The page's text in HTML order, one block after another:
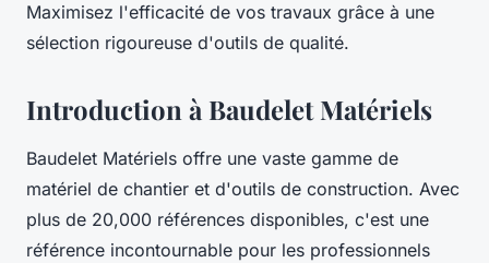
Maximisez l'efficacité de vos travaux grâce à une
sélection rigoureuse d'outils de qualité.
Introduction à Baudelet Matériels
Baudelet Matériels offre une vaste gamme de
matériel de chantier et d'outils de construction. Avec
plus de 20,000 références disponibles, c'est une
référence incontournable pour les professionnels